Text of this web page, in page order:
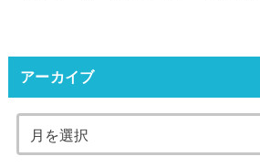
アーカイブ